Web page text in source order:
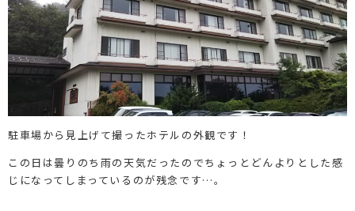
駐車場から見上げて撮ったホテルの外観です！
この日は曇りのち雨の天気だったのでちょっとどんよりとした感
じになってしまっているのが残念です…。